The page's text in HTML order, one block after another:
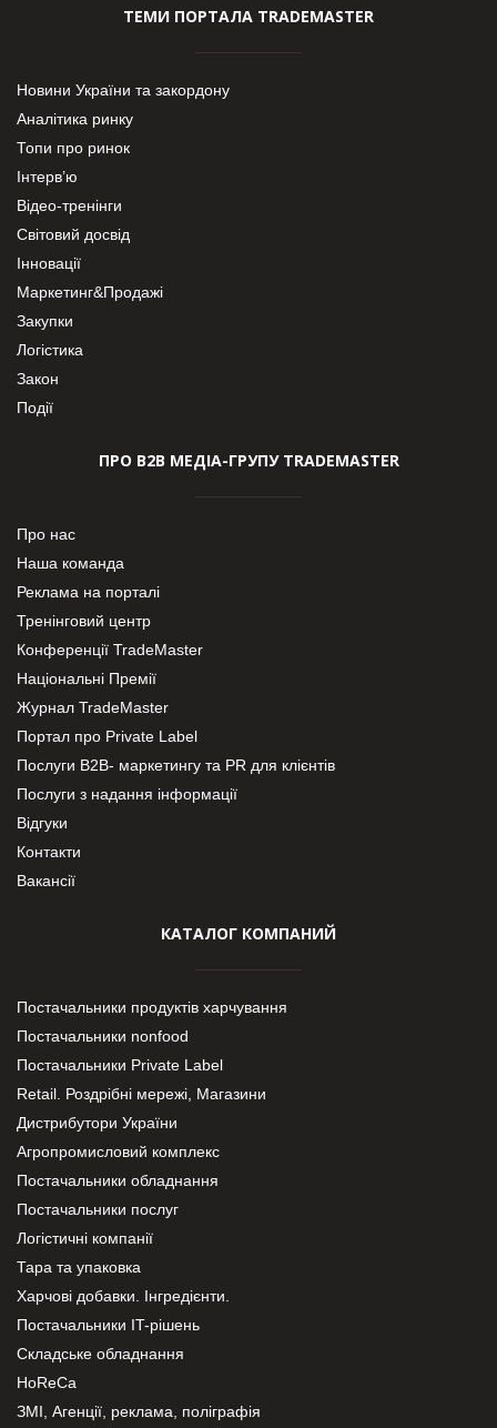
ТЕМИ ПОРТАЛА TRADEMASTER
Новини України та закордону
Аналітика ринку
Топи про ринок
Інтерв’ю
Відео-тренінги
Світовий досвід
Інновації
Маркетинг&Продажі
Закупки
Логістика
Закон
Події
ПРО В2В МЕДІА-ГРУПУ TRADEMASTER
Про нас
Наша команда
Реклама на порталі
Тренінговий центр
Конференції TradeMaster
Національні Премії
Журнал TradeMaster
Портал про Private Label
Послуги В2В- маркетингу та PR для клієнтів
Послуги з надання інформації
Відгуки
Контакти
Вакансії
КАТАЛОГ КОМПАНИЙ
Постачальники продуктів харчування
Постачальники nonfood
Постачальники Private Label
Retail. Роздрібні мережі, Магазини
Дистрибутори України
Агропромисловий комплекс
Постачальники обладнання
Постачальники послуг
Логістичні компанії
Тара та упаковка
Харчові добавки. Інгредієнти.
Постачальники IT-рішень
Складське обладнання
HoReCa
ЗМІ, Агенції, реклама, поліграфія